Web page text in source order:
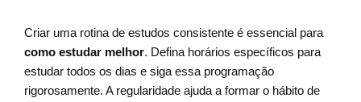
Criar uma rotina de estudos consistente é essencial para
como estudar melhor. Defina horários específicos para
estudar todos os dias e siga essa programação
rigorosamente. A regularidade ajuda a formar o hábito de